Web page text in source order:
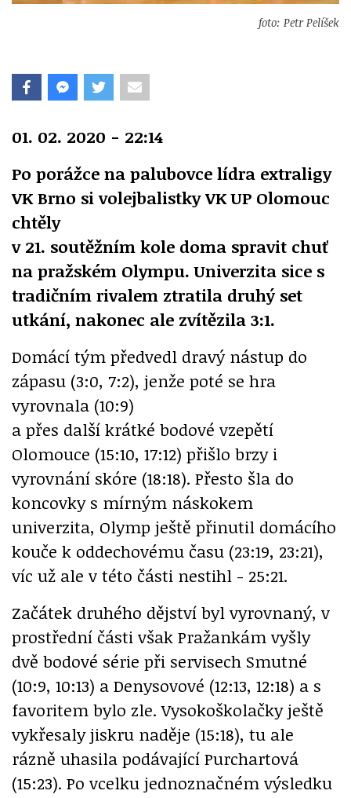
foto: Petr Pelíšek
01. 02. 2020 - 22:14
Po porážce na palubovce lídra extraligy
VK Brno si volejbalistky VK UP Olomouc
chtěly
v 21. soutěžním kole doma spravit chuť
na pražském Olympu. Univerzita sice s
tradičním rivalem ztratila druhý set
utkání, nakonec ale zvítězila 3:1.
Domácí tým předvedl dravý nástup do
zápasu (3:0, 7:2), jenže poté se hra
vyrovnala (10:9)
a přes další krátké bodové vzepětí
Olomouce (15:10, 17:12) přišlo brzy i
vyrovnání skóre (18:18). Přesto šla do
koncovky s mírným náskokem
univerzita, Olymp ještě přinutil domácího
kouče k oddechovému času (23:19, 23:21),
víc už ale v této části nestihl - 25:21.
Začátek druhého dějství byl vyrovnaný, v
prostřední části však Pražankám vyšly
dvě bodové série při servisech Smutné
(10:9, 10:13) a Denysovové (12:13, 12:18) a s
favoritem bylo zle. Vysokoškolačky ještě
vykřesaly jiskru naděje (15:18), tu ale
rázně uhasila podávající Purchartová
(15:23). Po vcelku jednoznačném výsledku